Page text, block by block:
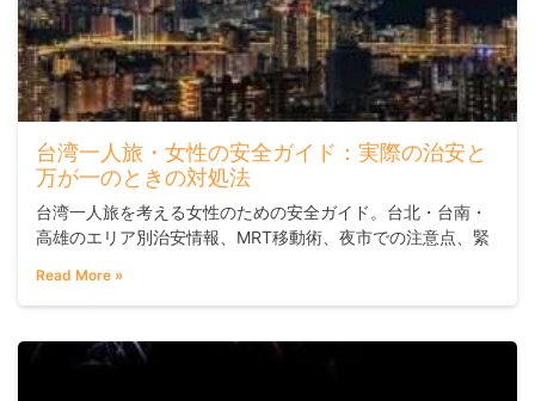
台湾一人旅・女性の安全ガイド：実際の治安と
万が一のときの対処法
台湾一人旅を考える女性のための安全ガイド。台北・台南・
高雄のエリア別治安情報、MRT移動術、夜市での注意点、緊
Read More »